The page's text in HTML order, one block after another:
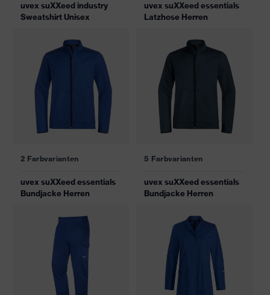
uvex suXXeed industry
Sweatshirt Unisex
uvex suXXeed essentials
Latzhose Herren
2 Farbvarianten
uvex suXXeed essentials
Bundjacke Herren
5 Farbvarianten
uvex suXXeed essentials
Bundjacke Herren